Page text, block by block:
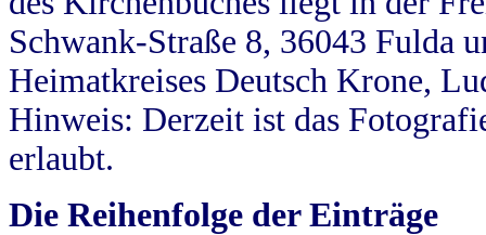
Schwank-Straße 8, 36043 Fulda
Heimatkreises Deutsch Krone,
Hinweis: Derzeit ist das
erlaubt.
Die Reihenfolge der Einträge